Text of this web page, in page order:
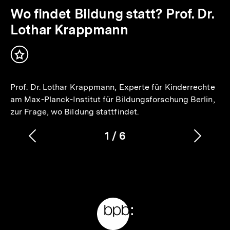
Min.
Wo findet Bildung statt? Prof. Dr.
Lothar Krappmann
Inhalt
Prof. Dr. Lothar Krappmann, Experte für Kinderrechte
am Max-Planck-Institut für Bildungsforschung Berlin,
zur Frage, wo Bildung stattfindet.
Karussellinhalt
1
von
/ 6
Vorherigen